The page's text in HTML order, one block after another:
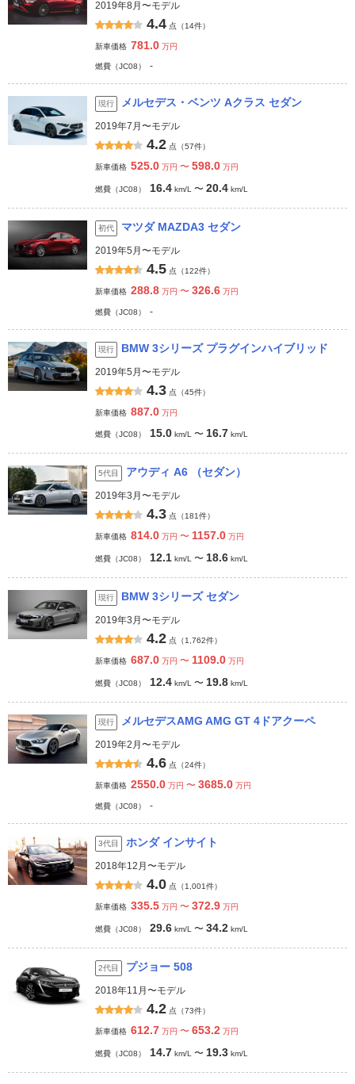
2019年8月〜モデル
4.4 点（14件）
新車価格 781.0 万円
燃費（JC08） -
現行 メルセデス・ベンツ Aクラス セダン
2019年7月〜モデル
4.2 点（57件）
新車価格 525.0 万円 〜 598.0 万円
燃費（JC08） 16.4 km/L 〜 20.4 km/L
初代 マツダ MAZDA3 セダン
2019年5月〜モデル
4.5 点（122件）
新車価格 288.8 万円 〜 326.6 万円
燃費（JC08） -
現行 BMW 3シリーズ プラグインハイブリッド
2019年5月〜モデル
4.3 点（45件）
新車価格 887.0 万円
燃費（JC08） 15.0 km/L 〜 16.7 km/L
5代目 アウディ A6 （セダン）
2019年3月〜モデル
4.3 点（181件）
新車価格 814.0 万円 〜 1157.0 万円
燃費（JC08） 12.1 km/L 〜 18.6 km/L
現行 BMW 3シリーズ セダン
2019年3月〜モデル
4.2 点（1,762件）
新車価格 687.0 万円 〜 1109.0 万円
燃費（JC08） 12.4 km/L 〜 19.8 km/L
現行 メルセデスAMG AMG GT 4ドアクーペ
2019年2月〜モデル
4.6 点（24件）
新車価格 2550.0 万円 〜 3685.0 万円
燃費（JC08） -
3代目 ホンダ インサイト
2018年12月〜モデル
4.0 点（1,001件）
新車価格 335.5 万円 〜 372.9 万円
燃費（JC08） 29.6 km/L 〜 34.2 km/L
2代目 プジョー 508
2018年11月〜モデル
4.2 点（73件）
新車価格 612.7 万円 〜 653.2 万円
燃費（JC08） 14.7 km/L 〜 19.3 km/L